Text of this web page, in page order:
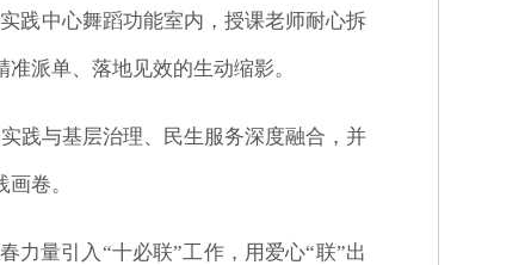
践中心舞蹈功能室内，授课老师耐心拆
派单、落地见效的生动缩影。
践与基层治理、民生服务深度融合，并
卷。
力量引入“十必联”工作，用爱心“联”出